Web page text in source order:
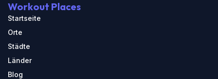
Workout Places
Startseite
Orte
Städte
Länder
Blog